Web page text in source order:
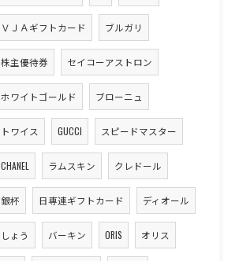
ＶＪＡギフトカード ブルガリ
株主優待券 セイコーアストロン
ホワイトゴールド ブローニュ
トワイス GUCCI スピードマスター
CHANEL ラムスキン クレドール
銀杯 日専連ギフトカード ディオール
しょう バーキン ORIS オリス